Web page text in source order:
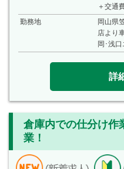
＋交通
勤務地
岡山県
店より
岡･浅口
詳
倉庫内での仕分け作
業！